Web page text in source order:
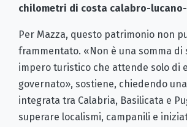
chilometri di costa calabro-
Per Mazza, questo patrimonio non
frammentato. «Non è una somma di
impero turistico che attende solo di
governato», sostiene, chiedendo
integrata tra Calabria, Basilicata e
superare localismi, campanili e